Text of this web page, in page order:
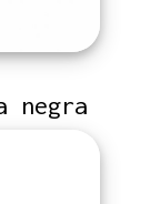
negra